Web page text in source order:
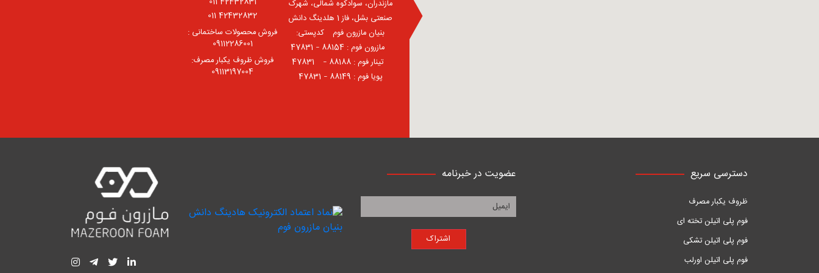
مازندران، سوادکوه شمالی، شهرک
صنعتی بشل، فاز 1 هلدینگ دانش
بنیان مازرون فوم ⠀کدپستی:
⠀مازرون فوم : 88154 – 47831
⠀تینار فوم : 88188 – 47831⠀
پویا فوم : 88149 – 47831
42432832 011
فروش محصولات ساختمانی :
09112286001
فروش ظروف یکبار مصرف:
09113197004
دسترسی سریع
ظروف یکبار مصرف
فوم پلی اتیلن تخته ای
فوم پلی اتیلن تشکی
فوم پلی اتیلن اورلب
عضویت در خبرنامه
اشتراک